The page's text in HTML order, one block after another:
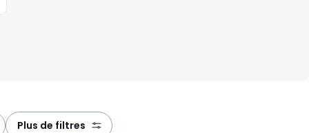
plus de filtres